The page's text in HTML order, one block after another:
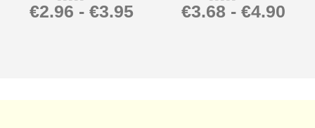
0out of 5
€2.96 - €3.95 0out of 5
€3.68 - €4.90